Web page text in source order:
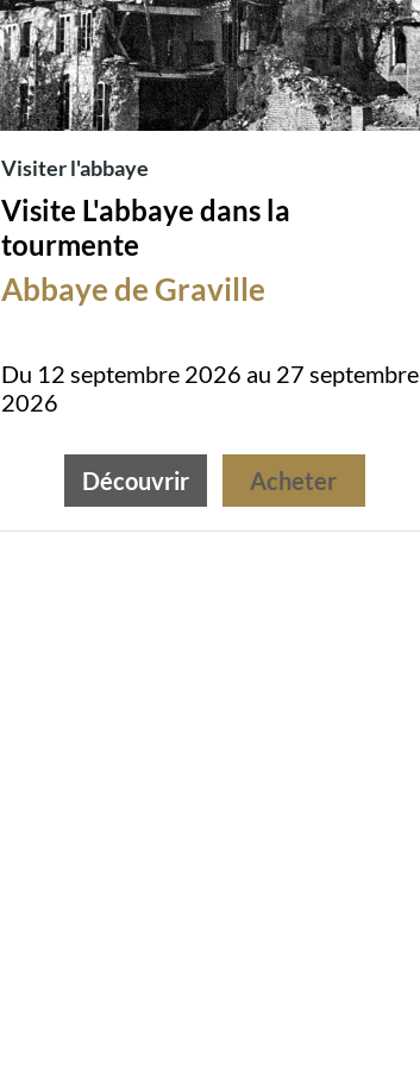
Visiter l'abbaye
Visite L'abbaye dans la
tourmente
Abbaye de Graville
Du 12 septembre 2026 au 27 septembre
2026
Découvrir Acheter